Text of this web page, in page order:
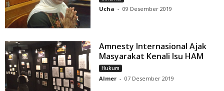
Ucha - 09 Desember 2019
Amnesty Internasional Ajak
Masyarakat Kenali Isu HAM
Hukum
Almer - 07 Desember 2019